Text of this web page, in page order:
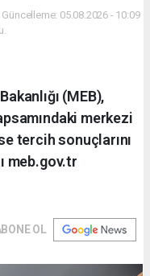
05.08.2026 - 10:09
(MEB),
merkezi
tercih sonuçlarını
meb.gov.tr
OL